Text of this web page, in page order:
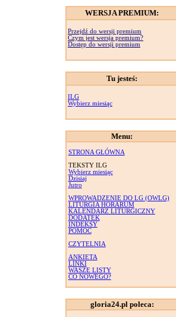
WERSJA PREMIUM:
Przejdź do wersji premium
Czym jest wersja premium?
Dostęp do wersji premium
Tu jesteś:
ILG
Wybierz miesiąc
Menu:
STRONA GŁÓWNA
TEKSTY ILG
Wybierz miesiąc
Dzisiaj
Jutro
WPROWADZENIE DO LG (OWLG)
LITURGIA HORARUM
KALENDARZ LITURGICZNY
DODATEK
INDEKSY
POMOC
CZYTELNIA
ANKIETA
LINKI
WASZE LISTY
CO NOWEGO?
gloria24.pl poleca: